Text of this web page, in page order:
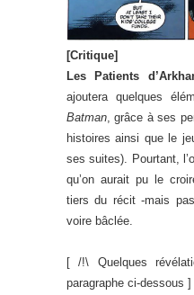
[Critique]
Les Patients
ajoutera quelques
Batman , grâce à ses
histoires ainsi que le
ses suites). Pourtant,
qu’on aurait pu le
tiers du récit -mais
voire bâclée.
[ /!\ Quelques
paragraphe ci-dessous ]